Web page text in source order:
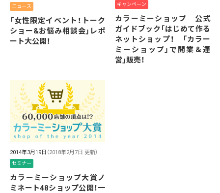
ニュース
「女性限定イベント！トーク
ショー&お悩み相談会」レポ
ート大公開！
キャンペーン
カラーミーショップ 公式
ガイドブック「はじめて作る
ネットショップ！ 「カラー
ミーショップ」で開業＆運
営」販売！
2014年3月19日 （2018年2月7日 更新）
セミナー
カラーミーショップ大賞ノ
ミネート48ショップ公開！一